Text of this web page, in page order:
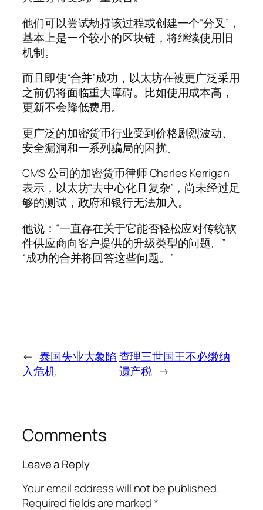
他们可以尝试劫持该过程或创建一个“分叉”，
基本上是一个较小的区块链，将继续使用旧
机制。
而且即使“合并”成功，以太坊在被更广泛采用
之前仍将面临重大障碍。比如使用成本高，
更新不会降低费用。
更广泛的加密货币行业受到价格剧烈波动、
安全漏洞和一系列骗局的困扰。
CMS 公司的加密货币律师 Charles Kerrigan
表示，以太坊“去中心化且复杂”，尚未经过足
够的测试，政府和银行无法加入。
他说：“一直存在关于它能否轻松应对传统软
件供应商向客户提供的升级类型的问题。”
“成功的合并将回答这些问题。”
← 泰国失业大象陷
入危机
查理三世国王不必缴纳
遗产税 →
Comments
Leave a Reply
Your email address will not be published.
Required fields are marked*